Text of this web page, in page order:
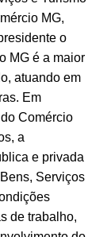
MG,
o
MG é a maior
atuando em
Em
Comércio
a
e privada
Serviços
de trabalho,